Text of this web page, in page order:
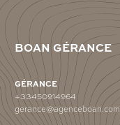
BOAN GÉRANCE
GÉRANCE
+33450914964
gerance@agenceboan.com